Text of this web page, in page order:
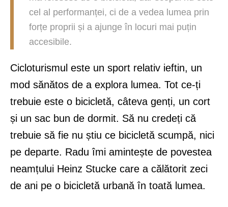
cel al performanței, ci de a vedea lumea prin
forțe proprii și a ajunge în locuri mai puțin
accesibile.
Cicloturismul este un sport relativ ieftin, un
mod sănătos de a explora lumea. Tot ce-ți
trebuie este o bicicletă, câteva genți, un cort
și un sac bun de dormit. Să nu credeți că
trebuie să fie nu știu ce bicicletă scumpă, nici
pe departe. Radu îmi amintește de povestea
neamțului Heinz Stucke care a călătorit zeci
de ani pe o bicicletă urbană în toată lumea.